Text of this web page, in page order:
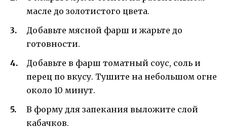
масле до золотистого цвета.
Добавьте мясной фарш и жарьте до
готовности.
Добавьте в фарш томатный соус, соль и
перец по вкусу. Тушите на небольшом огне
около 10 минут.
В форму для запекания выложите слой
кабачков.